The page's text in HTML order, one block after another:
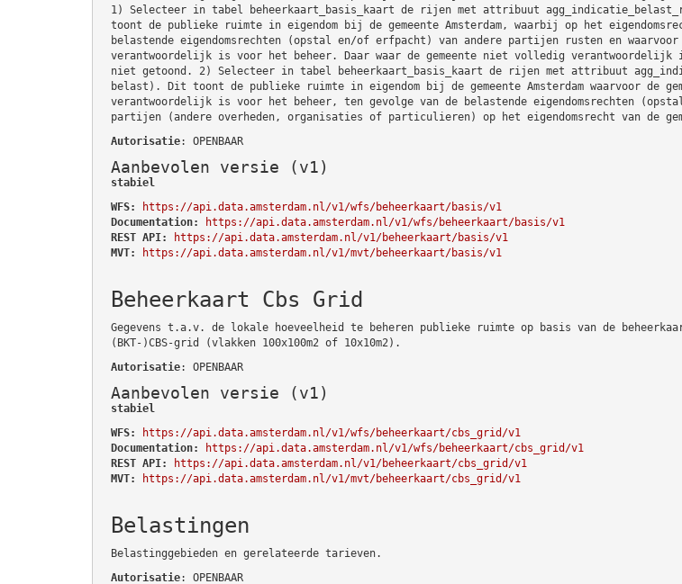
1) Selecteer in tabel beheerkaart_basis_kaart de rijen met attribuut
toont de publieke ruimte in eigendom bij de gemeente Amsterdam, waarbij op het
belastende eigendomsrechten (opstal en/of erfpacht) van andere partijen rusten en waarvoor
verantwoordelijk is voor het beheer. Daar waar de gemeente niet volledig
niet getoond. 2) Selecteer in tabel beheerkaart_basis_kaart de rijen met attribuut
belast). Dit toont de publieke ruimte in eigendom bij de gemeente Amsterdam waarvoor de
verantwoordelijk is voor het beheer, ten gevolge van de belastende eigendomsrechten
partijen (andere overheden, organisaties of particulieren) op het eigendomsrecht van de
Autorisatie: OPENBAAR
Aanbevolen versie (v1)
stabiel
WFS:
https://api.data.amsterdam.nl/v1/wfs/beheerkaart/basis/v1
Documentation:
https://api.data.amsterdam.nl/v1/wfs/beheerkaart/basis/v1
REST API:
https://api.data.amsterdam.nl/v1/beheerkaart/basis/v1
MVT:
https://api.data.amsterdam.nl/v1/mvt/beheerkaart/basis/v1
Beheerkaart Cbs Grid
Gegevens t.a.v. de lokale hoeveelheid te beheren publieke ruimte op basis van de
(BKT-)CBS-grid (vlakken 100x100m2 of 10x10m2).
Autorisatie: OPENBAAR
Aanbevolen versie (v1)
stabiel
WFS:
https://api.data.amsterdam.nl/v1/wfs/beheerkaart/cbs_grid/v1
Documentation:
https://api.data.amsterdam.nl/v1/wfs/beheerkaart/cbs_grid/v1
REST API:
https://api.data.amsterdam.nl/v1/beheerkaart/cbs_grid/v1
MVT:
https://api.data.amsterdam.nl/v1/mvt/beheerkaart/cbs_grid/v1
Belastingen
Belastinggebieden en gerelateerde tarieven.
Autorisatie: OPENBAAR